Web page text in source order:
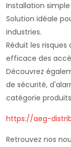
Installation
Solution idéale
industries.
Réduit les
efficace des
Découvrez
de sécurité,
catégorie
https://aeg-
Retrouvez nos